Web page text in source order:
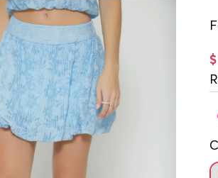
$